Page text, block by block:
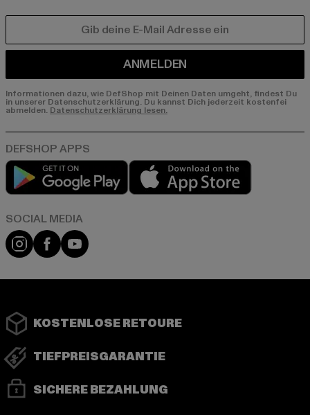
ANMELDEN
Informationen dazu, wie DefShop mit Deinen Daten umgeht, findest Du
in unserer Datenschutzerklärung. Du kannst Dich jederzeit kostenfei
abmelden. Datenschutzerklärung lesen.
Play market
Instagram
FacebookYouTube
KOSTENLOSE RETOURE
TIEFPREISGARANTIE
SICHERE BEZAHLUNG